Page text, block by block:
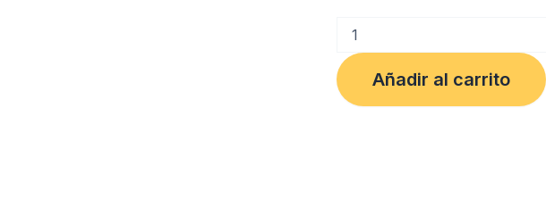
ACETATO
PQTEx10
cantidad
Añadir al carrito